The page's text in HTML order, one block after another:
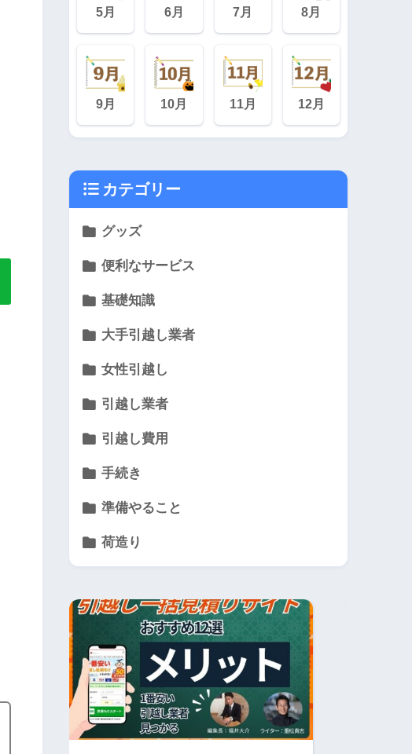
5月 6月 7月 8月
9月 10月 11月 12月
カテゴリー
グッズ
便利なサービス
基礎知識
大手引越し業者
女性引越し
引越し業者
引越し費用
手続き
準備やること
荷造り